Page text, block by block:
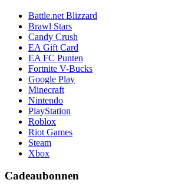
Battle.net Blizzard
Brawl Stars
Candy Crush
EA Gift Card
EA FC Punten
Fortnite V-Bucks
Google Play
Minecraft
Nintendo
PlayStation
Roblox
Riot Games
Steam
Xbox
Cadeaubonnen